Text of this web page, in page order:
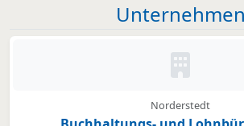
Unternehmen
Kein Bild
Norderstedt